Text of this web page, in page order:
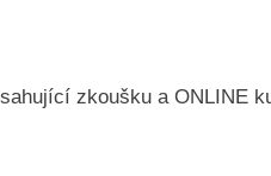
zkoušku a ONLINE